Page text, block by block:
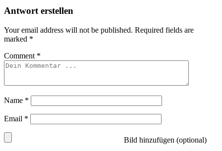
Antwort erstellen
Your email address will not be published. Required fields are
marked *
Comment *
Name *
Email *
Bild hinzufügen (optional)